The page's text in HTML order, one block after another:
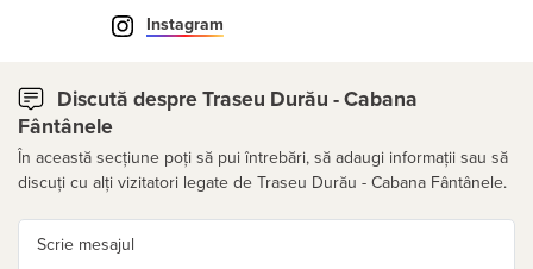
Instagram
Discută despre Traseu Durău - Cabana
Fântânele
În această secțiune poți să pui întrebări, să adaugi informații sau să
discuți cu alți vizitatori legate de Traseu Durău - Cabana Fântânele.
Scrie mesajul